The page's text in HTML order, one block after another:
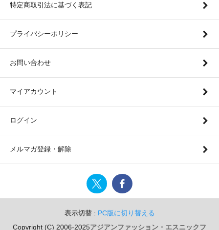
特定商取引法に基づく表記
プライバシーポリシー
お問い合わせ
マイアカウント
ログイン
メルマガ登録・解除
表示切替 : PC版に切り替える
Copyright (C) 2006-2025アジアンファッション・エスニックフ